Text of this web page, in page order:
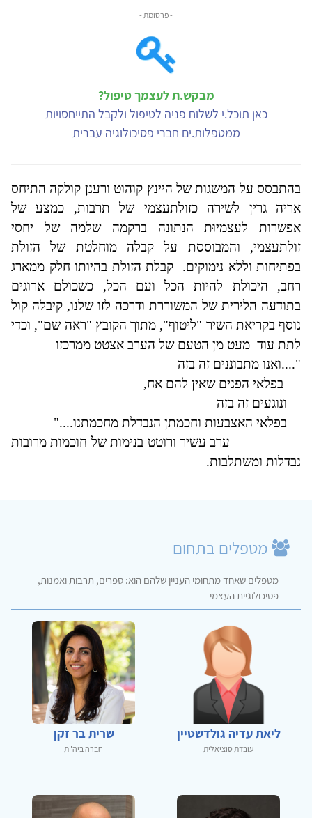
- פרסומת -
מבקש.ת לעצמך טיפול?
כאן תוכל.י לשלוח פניה לטיפול ולקבל התייחסויות
ממטפלות.ים חברי פסיכולוגיה עברית
בהתבסס על המשגות של היינץ קוהוט ורענן קולקה התיחס
אריה גרין לשירה כזולתעצמי של תרבות, כמצע של
אפשרות לעצמיוּת הנתונה ברקמה שלמה של יחסי
זולתעצמי, והמבוססת על קבלה מוחלטת של הזולת
בפתיחות וללא נימוקים.
קבלת הזולת בהיותו חלק ממארג
רחב, היכולת להיות הכל ועם הכל, כשכולם ארוגים
בתודעה הלירית של המשוררת ודרכה לזו שלנו, קיבלה קול
נוסף בקריאת השיר "ליטוף", מתוך הקובץ "ראה שם", וכדי
לתת עוד מעט מן הטעם של הערב אצטט ממרכזו –
"....ואנו מתבוננים זה בזה
בפלאי הפנים שאין להם אח,
ונוגעים זה בזה
בפלאי האצבעות וחכמתן הנבדלת מחכמתנו...."
ערב עשיר ורוטט בנימות של חוכמות מרובות
נבדלות ומשתלבות.
מטפלים בתחום
מטפלים שאחד מתחומי העניין שלהם הוא: ספרים, תרבות ואמנות,
פסיכולוגיית העצמי
ליאת עדיה גולדשטיין
עובדת סוציאלית
שרית בר זקן
חברה ביה"ת